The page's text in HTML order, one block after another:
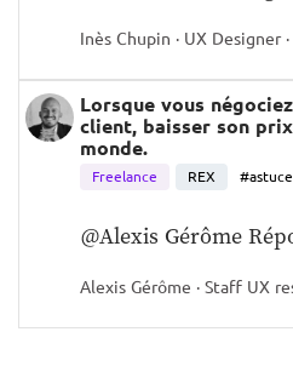
Inès Chupin · UX Designer
Lorsque vous
client, baisser son
monde.
Freelance REX #astuce
@Alexis Gérôme
Alexis Gérôme · Staff UX